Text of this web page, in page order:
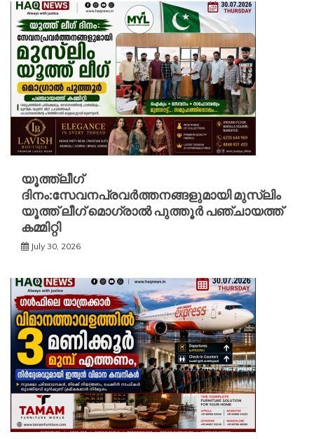
യൂത്ത്ലീഗ്
ദിനം:സേവനപ്രവർത്തനങ്ങളുമായി മുസ്ലിം
യൂത്ത് ലീഗ് മൊഗ്രാൽ പുത്തൂർ പഞ്ചായത്ത്
കമ്മിറ്റി
July 30, 2026